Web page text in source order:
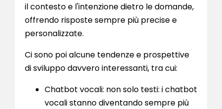
il contesto e l'intenzione dietro le domande,
offrendo risposte sempre più precise e
personalizzate.
Ci sono poi alcune tendenze e prospettive
di sviluppo davvero interessanti, tra cui:
Chatbot vocali: non solo testi: i chatbot
vocali stanno diventando sempre più